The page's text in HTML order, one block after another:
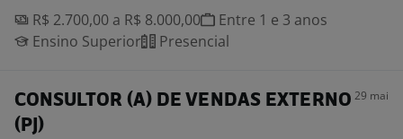
R$ 2.700,00 a R$ 8.000,00
Entre 1 e 3 anos
Ensino Superior
Presencial
CONSULTOR (A) DE VENDAS EXTERNO
(PJ)
29 mai